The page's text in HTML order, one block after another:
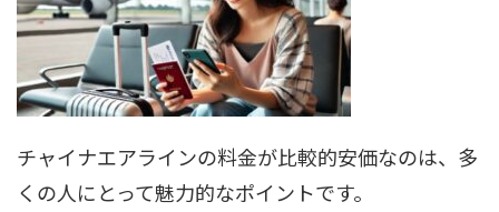
チャイナエアラインの料金が比較的安価なのは、多
くの人にとって魅力的なポイントです。